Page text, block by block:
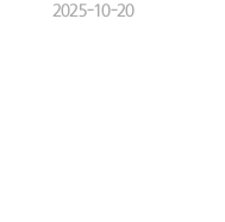
2025-10-20